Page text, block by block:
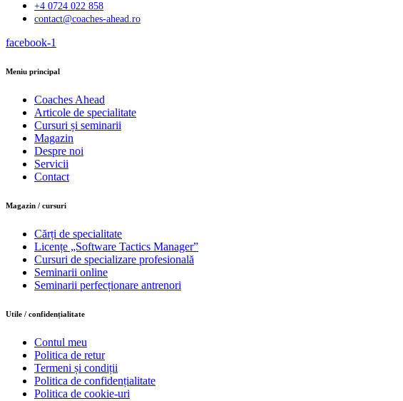
+4 0724 022 858
contact@coaches-ahead.ro
facebook-1
Meniu principal
Coaches Ahead
Articole de specialitate
Cursuri și seminarii
Magazin
Despre noi
Servicii
Contact
Magazin / cursuri
Cărți de specialitate
Licențe „Software Tactics Manager”
Cursuri de specializare profesională
Seminarii online
Seminarii perfecționare antrenori
Utile / confidențialitate
Contul meu
Politica de retur
Termeni și condiții
Politica de confidențialitate
Politica de cookie-uri